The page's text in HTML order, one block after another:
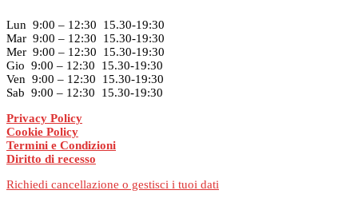
Lun 9:00 – 12:30 15.30-19:30
Mar 9:00 – 12:30 15.30-19:30
Mer 9:00 – 12:30 15.30-19:30
Gio 9:00 – 12:30 15.30-19:30
Ven 9:00 – 12:30 15.30-19:30
Sab 9:00 – 12:30 15.30-19:30
Privacy Policy
Cookie Policy
Termini e Condizioni
Diritto di recesso
Richiedi cancellazione o gestisci i tuoi dati